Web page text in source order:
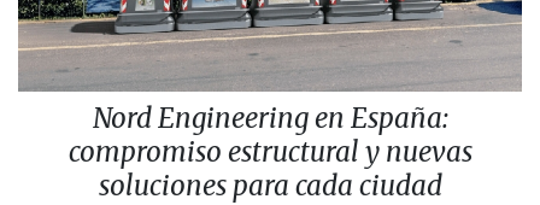
Nord Engineering en España:
compromiso estructural y nuevas
soluciones para cada ciudad